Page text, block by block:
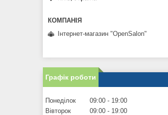
Інтернет-магазин "OpenSalon"
Графік роботи
Понеділок 09:00
19:00
Вівторок
09:00
19:00